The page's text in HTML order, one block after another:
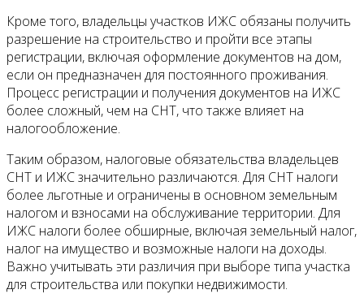
Кроме того, владельцы участков ИЖС обязаны получить
разрешение на строительство и пройти все этапы
регистрации, включая оформление документов на дом,
если он предназначен для постоянного проживания.
Процесс регистрации и получения документов на ИЖС
более сложный, чем на СНТ, что также влияет на
налогообложение.
Таким образом, налоговые обязательства владельцев
СНТ и ИЖС значительно различаются. Для СНТ налоги
более льготные и ограничены в основном земельным
налогом и взносами на обслуживание территории. Для
ИЖС налоги более обширные, включая земельный налог,
налог на имущество и возможные налоги на доходы.
Важно учитывать эти различия при выборе типа участка
для строительства или покупки недвижимости.